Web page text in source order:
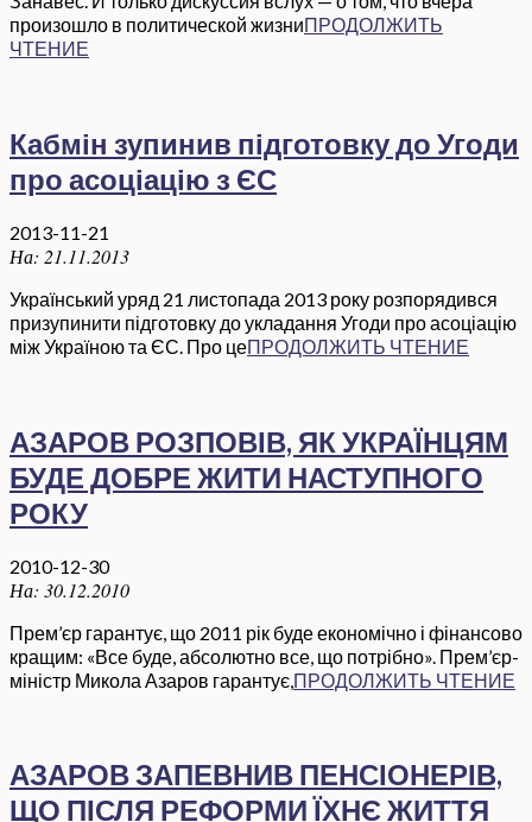
произошло в политической жизниПРОДОЛЖИТЬ
ЧТЕНИЕ
Кабмін зупинив підготовку до Угоди
про асоціацію з ЄС
2013-11-21
На: 21.11.2013
Український уряд 21 листопада 2013 року розпорядився
призупинити підготовку до укладання Угоди про асоціацію
між Україною та ЄС. Про цеПРОДОЛЖИТЬ ЧТЕНИЕ
АЗАРОВ РОЗПОВІВ, ЯК УКРАЇНЦЯМ
БУДЕ ДОБРЕ ЖИТИ НАСТУПНОГО
РОКУ
2010-12-30
На: 30.12.2010
Прем’єр гарантує, що 2011 рік буде економічно і фінансово
кращим: «Все буде, абсолютно все, що потрібно». Прем’єр-
міністр Микола Азаров гарантує, ПРОДОЛЖИТЬ ЧТЕНИЕ
АЗАРОВ ЗАПЕВНИВ ПЕНСІОНЕРІВ,
ЩО ПІСЛЯ РЕФОРМИ ЇХНЄ ЖИТТЯ